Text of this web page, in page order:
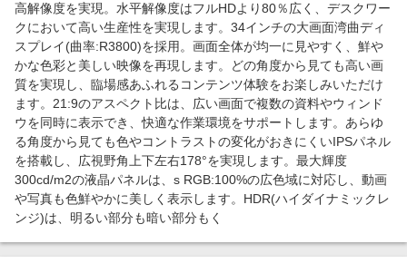
高解像度を実現。水平解像度はフルHDより80％広く、デスクワー
クにおいて高い生産性を実現します。34インチの大画面湾曲ディ
スプレイ(曲率:R3800)を採用。画面全体が均一に見やすく、鮮や
かな色彩と美しい映像を再現します。どの角度から見ても高い画
質を実現し、臨場感あふれるコンテンツ体験をお楽しみいただけ
ます。21:9のアスペクト比は、広い画面で複数の資料やウィンド
ウを同時に表示でき、快適な作業環境をサポートします。あらゆ
る角度から見ても色やコントラストの変化がおきにくいIPSパネル
を搭載し、広視野角上下左右178°を実現します。最大輝度
300cd/m2の液晶パネルは、s RGB:100%の広色域に対応し、動画
や写真も色鮮やかに美しく表示します。HDR(ハイダイナミックレ
ンジ)は、明るい部分も暗い部分もく